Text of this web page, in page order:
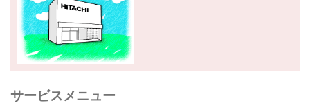
サービスメニュー